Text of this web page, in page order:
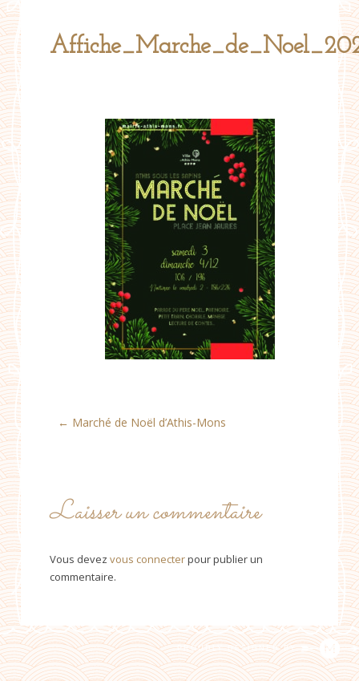
Post
← Marché de Noël d’Athis-Mons
Laisser un commentaire
Vous devez vous connecterpour publier un
commentaire.
PROUDLY DESIGNED BY